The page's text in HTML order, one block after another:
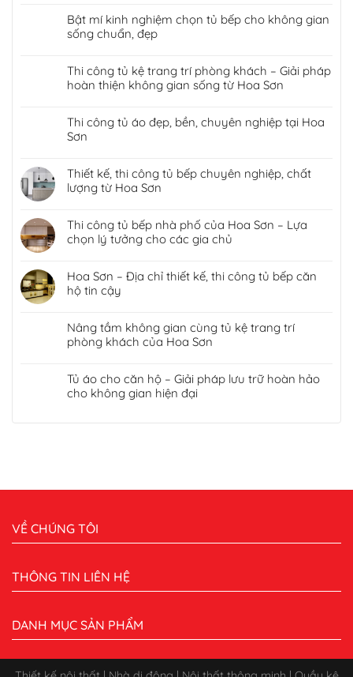
Bật mí kinh nghiệm chọn tủ bếp cho không gian
sống chuẩn, đẹp
Thi công tủ kệ trang trí phòng khách – Giải pháp
hoàn thiện không gian sống từ Hoa Sơn
Thi công tủ áo đẹp, bền, chuyên nghiệp tại Hoa
Sơn
Thiết kế, thi công tủ bếp chuyên nghiệp, chất
lượng từ Hoa Sơn
Thi công tủ bếp nhà phố của Hoa Sơn – Lựa
chọn lý tưởng cho các gia chủ
Hoa Sơn – Địa chỉ thiết kế, thi công tủ bếp căn
hộ tin cậy
Nâng tầm không gian cùng tủ kệ trang trí
phòng khách của Hoa Sơn
Tủ áo cho căn hộ – Giải pháp lưu trữ hoàn hảo
cho không gian hiện đại
VỀ CHÚNG TÔI
THÔNG TIN LIÊN HỆ
DANH MỤC SẢN PHẨM